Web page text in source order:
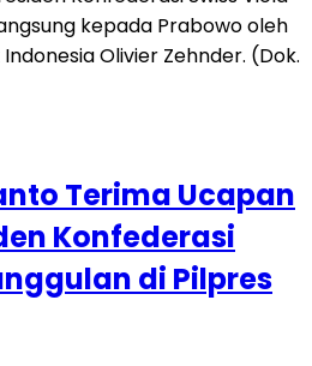
Terima Ucapan
Konfederasi
di Pilpres